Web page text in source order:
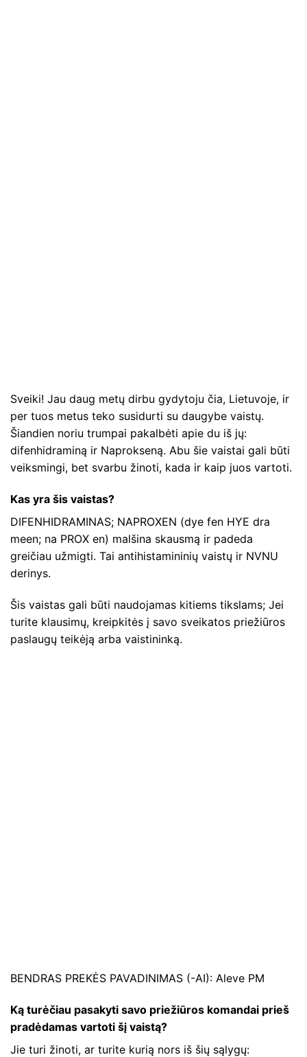
Sveiki! Jau daug metų dirbu gydytoju čia, Lietuvoje, ir
per tuos metus teko susidurti su daugybe vaistų.
Šiandien noriu trumpai pakalbėti apie du iš jų:
difenhidraminą ir Naprokseną. Abu šie vaistai gali būti
veiksmingi, bet svarbu žinoti, kada ir kaip juos vartoti.
Kas yra šis vaistas?
DIFENHIDRAMINAS; NAPROXEN (dye fen HYE dra
meen; na PROX en) malšina skausmą ir padeda
greičiau užmigti. Tai antihistamininių vaistų ir NVNU
derinys.
Šis vaistas gali būti naudojamas kitiems tikslams; Jei
turite klausimų, kreipkitės į savo sveikatos priežiūros
paslaugų teikėją arba vaistininką.
BENDRAS PREKĖS PAVADINIMAS (-AI): Aleve PM
Ką turėčiau pasakyti savo priežiūros komandai prieš
pradėdamas vartoti šį vaistą?
Jie turi žinoti, ar turite kurią nors iš šių sąlygų: